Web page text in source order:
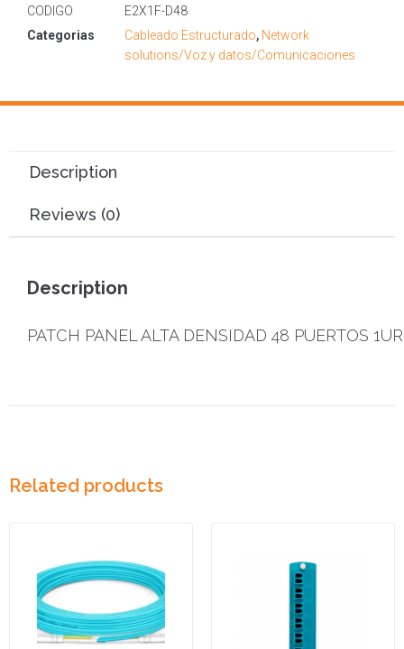
CODIGO
E2X1F-D48
Categorias
Cableado Estructurado, Network
solutions/Voz y datos/Comunicaciones
Description
Reviews (0)
Description
PATCH PANEL ALTA DENSIDAD 48 PUERTOS 1UR
Related products